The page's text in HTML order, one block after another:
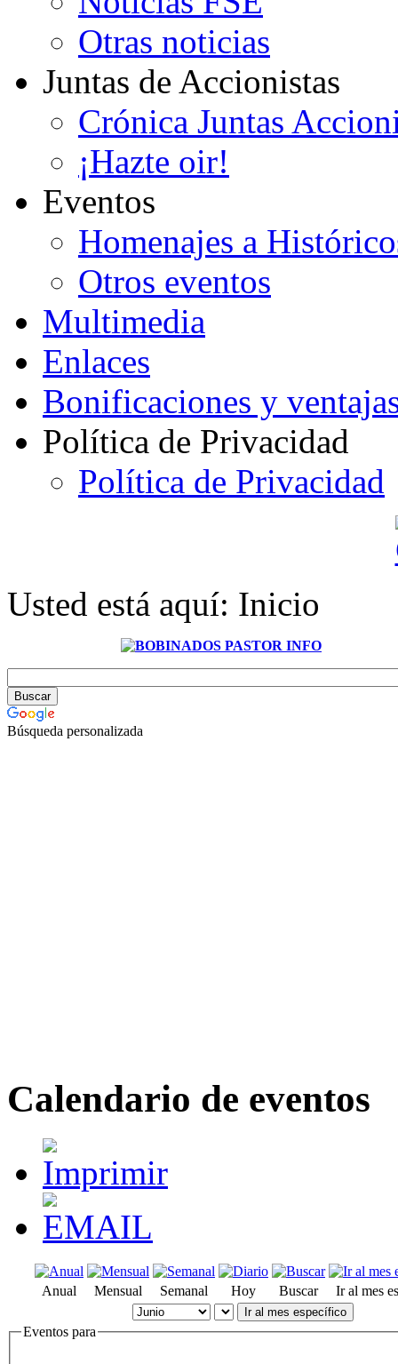
Otras noticias
Juntas de Accionistas
Crónica Juntas
¡Hazte oir!
Eventos
Homenajes a
Otros eventos
Multimedia
Enlaces
Bonificaciones y
Política de Privacidad
Política de Privacidad
Usted está aquí: Inicio
Búsqueda personalizada
Calendario de eventos
Anual Mensual Semanal Hoy Buscar Ir al mes
Ir al mes específico
Eventos para